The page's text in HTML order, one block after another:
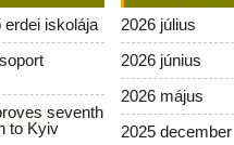
iskolája
seventh
to Kyiv
2026 július
2026 június
2026 május
2025 december